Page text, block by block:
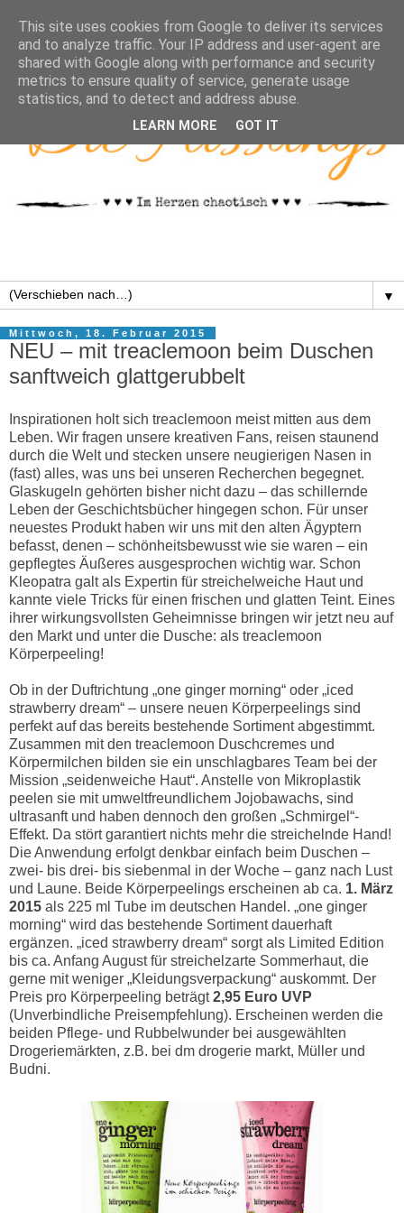
▼
Mittwoch, 18. Februar 2015
NEU – mit treaclemoon beim Duschen
sanftweich glattgerubbelt
Inspirationen holt sich treaclemoon meist mitten aus dem
Leben. Wir fragen unsere kreativen Fans, reisen staunend
durch die Welt und stecken unsere neugierigen Nasen in
(fast) alles, was uns bei unseren Recherchen begegnet.
Glaskugeln gehörten bisher nicht dazu – das schillernde
Leben der Geschichtsbücher hingegen schon. Für unser
neuestes Produkt haben wir uns mit den alten Ägyptern
befasst, denen – schönheitsbewusst wie sie waren – ein
gepflegtes Äußeres ausgesprochen wichtig war. Schon
Kleopatra galt als Expertin für streichelweiche Haut und
kannte viele Tricks für einen frischen und glatten Teint. Eines
ihrer wirkungsvollsten Geheimnisse bringen wir jetzt neu auf
den Markt und unter die Dusche: als treaclemoon
Körperpeeling!
Ob in der Duftrichtung „one ginger morning“ oder „iced
strawberry dream“ – unsere neuen Körperpeelings sind
perfekt auf das bereits bestehende Sortiment abgestimmt.
Zusammen mit den treaclemoon Duschcremes und
Körpermilchen bilden sie ein unschlagbares Team bei der
Mission „seidenweiche Haut“. Anstelle von Mikroplastik
peelen sie mit umweltfreundlichem Jojobawachs, sind
ultrasanft und haben dennoch den großen „Schmirgel“-
Effekt. Da stört garantiert nichts mehr die streichelnde Hand!
Die Anwendung erfolgt denkbar einfach beim Duschen –
zwei- bis drei- bis siebenmal in der Woche – ganz nach Lust
und Laune. Beide Körperpeelings erscheinen ab ca. 1. März
2015 als 225 ml Tube im deutschen Handel. „one ginger
morning“ wird das bestehende Sortiment dauerhaft
ergänzen. „iced strawberry dream“ sorgt als Limited Edition
bis ca. Anfang August für streichelzarte Sommerhaut, die
gerne mit weniger „Kleidungsverpackung“ auskommt. Der
Preis pro Körperpeeling beträgt2,95 Euro UVP
(Unverbindliche Preisempfehlung). Erscheinen werden die
beiden Pflege- und Rubbelwunder bei ausgewählten
Drogeriemärkten, z.B. bei dm drogerie markt, Müller und
Budni.
This site uses cookies from Google to deliver its services
and to analyze traffic. Your IP address and user-agent are
shared with Google along with performance and security
metrics to ensure quality of service, generate usage
statistics, and to detect and address abuse.
LEARN MORE GOT IT